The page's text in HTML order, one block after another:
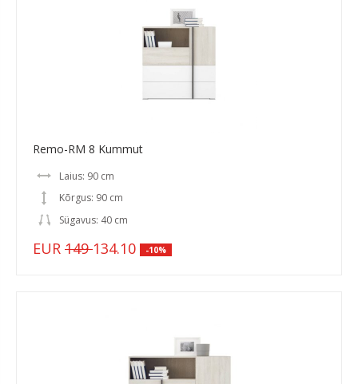
Remo-RM 8 Kummut
Laius: 90 cm
Kõrgus: 90 cm
Sügavus: 40 cm
EUR 149134.10 -10%